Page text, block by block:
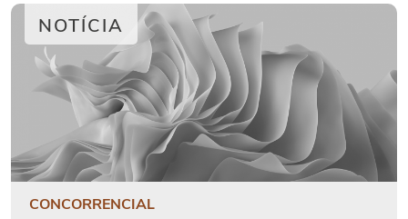
NOTÍCIA
CONCORRENCIAL